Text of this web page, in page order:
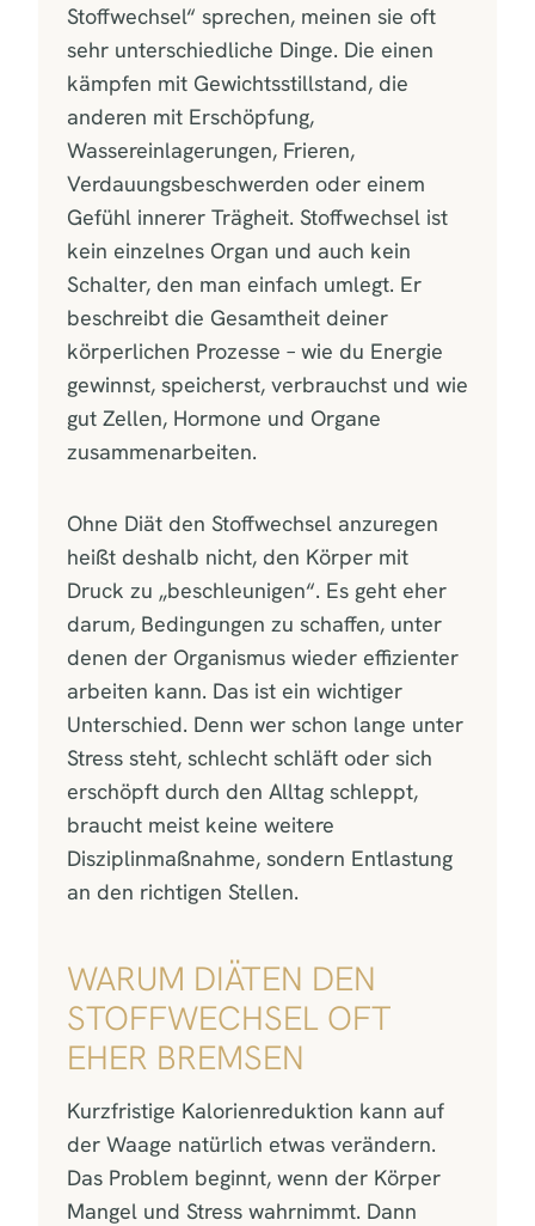
Stoffwechsel“ sprechen, meinen sie oft
sehr unterschiedliche Dinge. Die einen
kämpfen mit Gewichtsstillstand, die
anderen mit Erschöpfung,
Wassereinlagerungen, Frieren,
Verdauungsbeschwerden oder einem
Gefühl innerer Trägheit. Stoffwechsel ist
kein einzelnes Organ und auch kein
Schalter, den man einfach umlegt. Er
beschreibt die Gesamtheit deiner
körperlichen Prozesse – wie du Energie
gewinnst, speicherst, verbrauchst und wie
gut Zellen, Hormone und Organe
zusammenarbeiten.
Ohne Diät den Stoffwechsel anzuregen
heißt deshalb nicht, den Körper mit
Druck zu „beschleunigen“. Es geht eher
darum, Bedingungen zu schaffen, unter
denen der Organismus wieder effizienter
arbeiten kann. Das ist ein wichtiger
Unterschied. Denn wer schon lange unter
Stress steht, schlecht schläft oder sich
erschöpft durch den Alltag schleppt,
braucht meist keine weitere
Disziplinmaßnahme, sondern Entlastung
an den richtigen Stellen.
WARUM DIÄTEN DEN
STOFFWECHSEL OFT
EHER BREMSEN
Kurzfristige Kalorienreduktion kann auf
der Waage natürlich etwas verändern.
Das Problem beginnt, wenn der Körper
Mangel und Stress wahrnimmt. Dann